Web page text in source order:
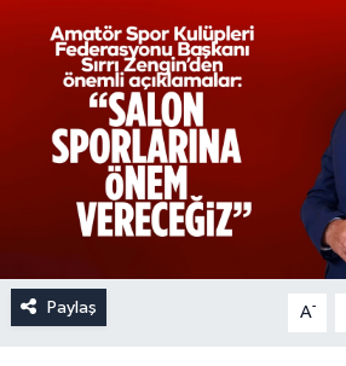
Paylaş A-